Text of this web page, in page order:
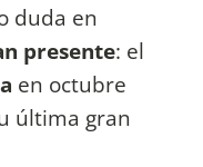
duda en
presente: el
en octubre
última gran